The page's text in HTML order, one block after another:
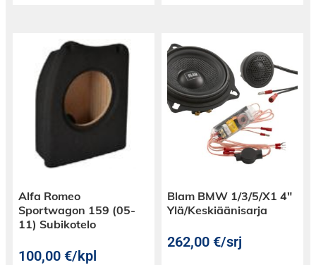
Alfa Romeo
Sportwagon 159 (05-
11) Subikotelo
100,00€/kpl
Blam BMW 1/3/5/X1 4″
Ylä/Keskiäänisarja
262,00€/srj